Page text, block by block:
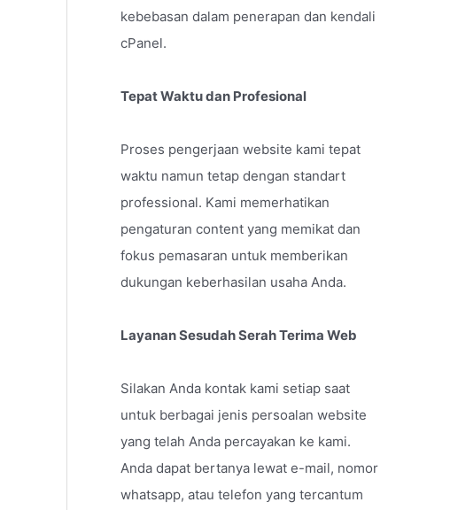
kebebasan dalam penerapan dan kendali
cPanel.
Tepat Waktu dan Profesional
Proses pengerjaan website kami tepat
waktu namun tetap dengan standart
professional. Kami memerhatikan
pengaturan content yang memikat dan
fokus pemasaran untuk memberikan
dukungan keberhasilan usaha Anda.
Layanan Sesudah Serah Terima Web
Silakan Anda kontak kami setiap saat
untuk berbagai jenis persoalan website
yang telah Anda percayakan ke kami.
Anda dapat bertanya lewat e-mail, nomor
whatsapp, atau telefon yang tercantum